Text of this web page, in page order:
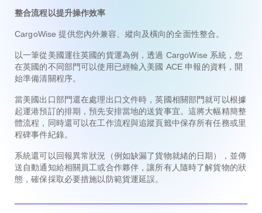
整合流程以提升操作效率
CargoWise 提供您內外兼容、縱向及橫向的全面性整合。
以一筆從美國運往英國的貨運為例，透過 CargoWise 系統，您
在英國的不同部門可以使用已經輸入美國 ACE 申報的資料，開
始準備清關程序。
當美國出口部門還在處理出口文件時，英國相關部門就可以根據
起運港預訂的排期，預先安排當地的送貨事宜。這將大幅精簡整
體流程，同時還可以在工作流程與追蹤頁籤中保存所有任務或里
程碑事件紀錄。
系統還可以回報異常狀況（例如缺漏了貨物就緒的日期），並傳
送自動通知給相關員工或合作夥伴，讓所有人隨時了解貨物的狀
態，確保採取必要措施以防範貨運延誤。